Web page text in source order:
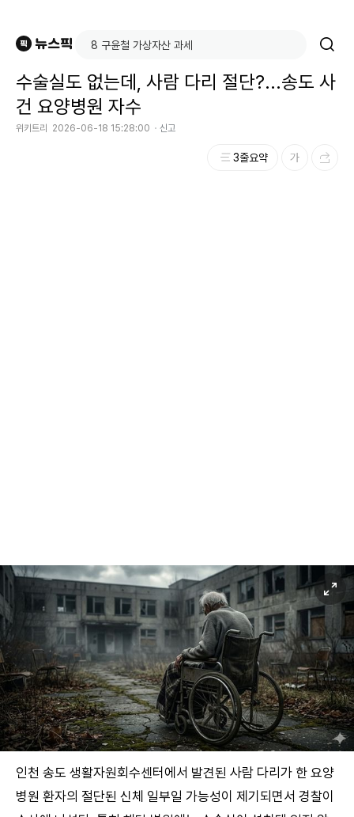
수술실도 없는데, 사람 다리 절단?...송도 사
건 요양병원 자수
위키트리 2026-06-18 15:28:00 신고
3줄요약
인천 송도 생활자원회수센터에서 발견된 사람 다리가 한 요양
병원 환자의 절단된 신체 일부일 가능성이 제기되면서 경찰이